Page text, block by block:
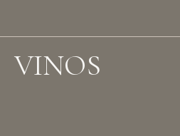
VINOS